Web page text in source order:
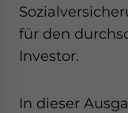
für den
Investor.
In dieser